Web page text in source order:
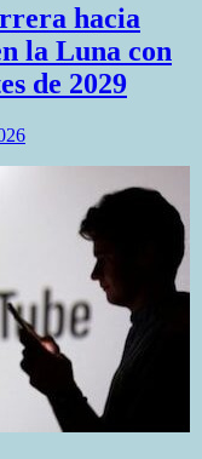
hacia
la Luna con
de 2029